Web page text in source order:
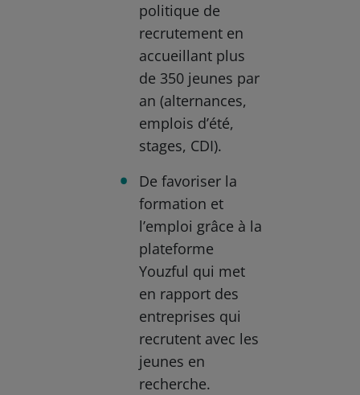
politique de
recrutement en
accueillant plus
de 350 jeunes par
an (alternances,
emplois d’été,
stages, CDI).
De favoriser la
formation et
l’emploi grâce à la
plateforme
Youzful qui met
en rapport des
entreprises qui
recrutent avec les
jeunes en
recherche.